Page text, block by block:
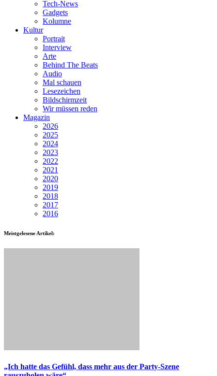
Tech-News
Gadgets
Kolumne
Kultur
Portrait
Interview
Arte
Behind The Beats
Audio
Mal schauen
Lesezeichen
Bildschirmzeit
Wir müssen reden
Magazin
2026
2025
2024
2023
2022
2021
2020
2019
2018
2017
2016
Meistgelesene Artikel:
„Ich hatte das Gefühl, dass mehr aus der Party-Szene